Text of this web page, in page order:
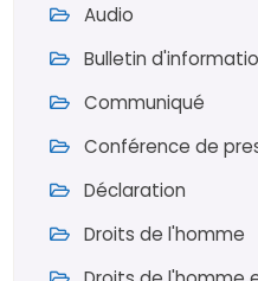
Audio
Bulletin
Communiqué
Conférence de
Déclaration
Droits de l'homme